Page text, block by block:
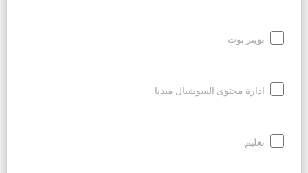
تويتر بوت
ادارة محتوى السوشيال ميديا
تعليم